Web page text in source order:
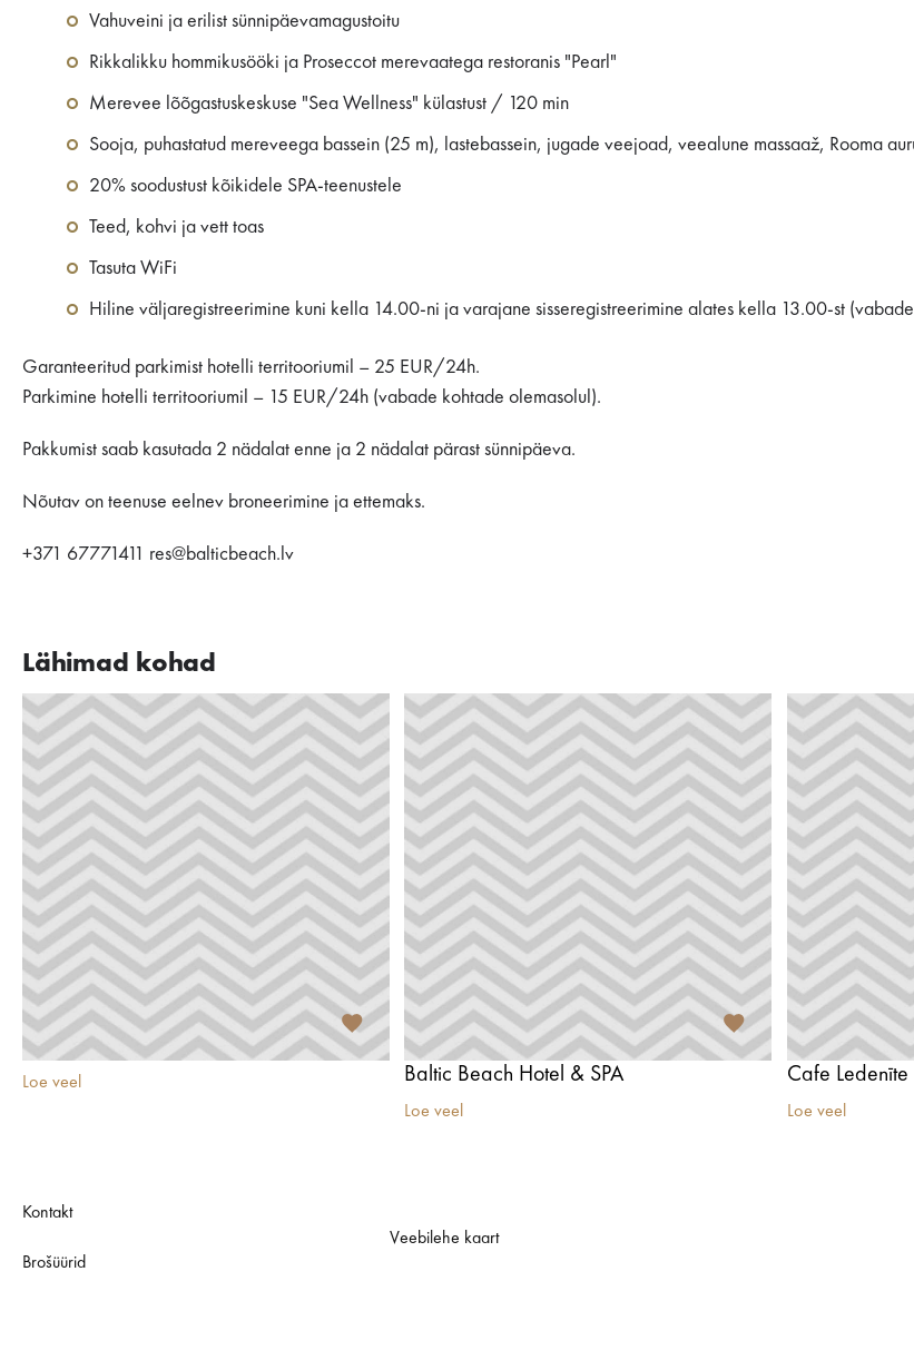
Vahuveini ja erilist sünnipäevamagustoitu
Rikkalikku hommikusööki ja Proseccot merevaatega restoranis "Pearl"
Merevee lõõgastuskeskuse "Sea Wellness" külastust / 120 min
Sooja, puhastatud mereveega bassein (25 m), lastebassein, jugade veejoad, veealune massaaž, Rooma
20% soodustust kõikidele SPA-teenustele
Teed, kohvi ja vett toas
Tasuta WiFi
Hiline väljaregistreerimine kuni kella 14.00-ni ja varajane sisseregistreerimine alates kella 13.00-st
Garanteeritud parkimist hotelli territooriumil – 25 EUR/24h.
Parkimine hotelli territooriumil – 15 EUR/24h (vabade kohtade olemasolul).
Pakkumist saab kasutada 2 nädalat enne ja 2 nädalat pärast sünnipäeva.
Nõutav on teenuse eelnev broneerimine ja ettemaks.
+371 67771411 res@balticbeach.lv
Lähimad kohad
Loe veel Baltic Beach Hotel & SPA
Loe veel
Cafe Ledenīte
Loe veel
Kontakt
Brošüürid
Veebilehe kaart